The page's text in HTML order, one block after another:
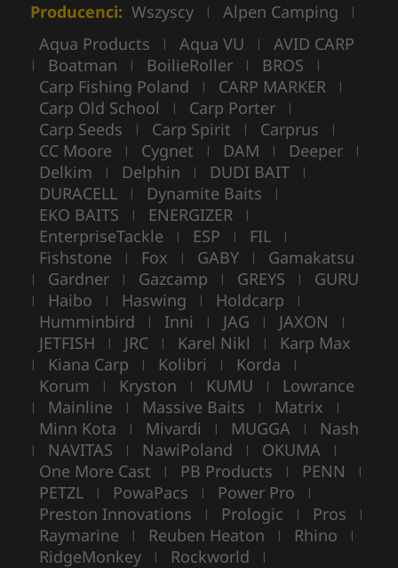
Producenci: Wszyscy | Alpen Camping |
Aqua Products | Aqua VU | AVID CARP
| Boatman | BoilieRoller | BROS |
Carp Fishing Poland | CARP MARKER |
Carp Old School | Carp Porter |
Carp Seeds | Carp Spirit | Carprus |
CC Moore | Cygnet | DAM | Deeper |
Delkim | Delphin | DUDI BAIT |
DURACELL | Dynamite Baits |
EKO BAITS | ENERGIZER |
EnterpriseTackle | ESP | FIL |
Fishstone | Fox | GABY | Gamakatsu
| Gardner | Gazcamp | GREYS | GURU
| Haibo | Haswing | Holdcarp |
Humminbird | Inni | JAG | JAXON |
JETFISH | JRC | Karel Nikl | Karp Max
| Kiana Carp | Kolibri | Korda |
Korum | Kryston | KUMU | Lowrance
| Mainline | Massive Baits | Matrix |
Minn Kota | Mivardi | MUGGA | Nash
| NAVITAS | NawiPoland | OKUMA |
One More Cast | PB Products | PENN |
PETZL | PowaPacs | Power Pro |
Preston Innovations | Prologic | Pros |
Raymarine | Reuben Heaton | Rhino |
RidgeMonkey | Rockworld |